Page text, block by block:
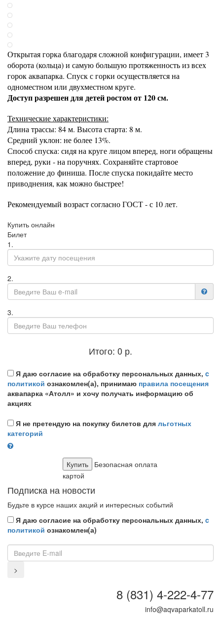
Открытая горка благодаря сложной конфигурации, имеет 3
оборота (кольца) и самую большую протяженность из всех
горок аквапарка. Спуск с горки осуществляется на
одноместном или двухместном круге.
Доступ разрешен для детей ростом от 120 см.
Технические характеристики:
Длина трассы: 84 м. Высота старта: 8 м.
Средний уклон: не более 13%.
Способ спуска: сидя на круге лицом вперед, ноги обращены
вперед, руки - на поручнях. Сохраняйте стартовое
положение до финиша. После спуска покидайте место
приводнения, как можно быстрее!
Рекомендуемый возраст согласно ГОСТ - с 10 лет.
Купить онлайн
Билет
1.
2.
3.
Итого: 0 р.
Я даю согласие на обработку персональных данных, c
политикой ознакомлен(а), принимаю правила посещения
аквапарка «Атолл» и хочу получать информацию об
акциях
Я не претендую на покупку билетов для льготных
категорий
Купить
Безопасная оплата
картой
Подписка на новости
Будьте в курсе наших акций и интересных событий
Я даю согласие на обработку персональных данных, c
политикой ознакомлен(а)
8 (831) 4-222-4-77
info@aqvaparkatoll.ru